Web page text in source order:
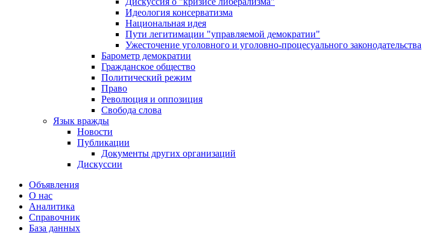
Идеология консерватизма
Национальная идея
Пути легитимации "управляемой демократии"
Ужесточение уголовного и уголовно-процесуального законодательства
Барометр демократии
Гражданское общество
Политический режим
Право
Революция и оппозиция
Свобода слова
Язык вражды
Новости
Публикации
Документы других организаций
Дискуссии
Объявления
О нас
Аналитика
Справочник
База данных